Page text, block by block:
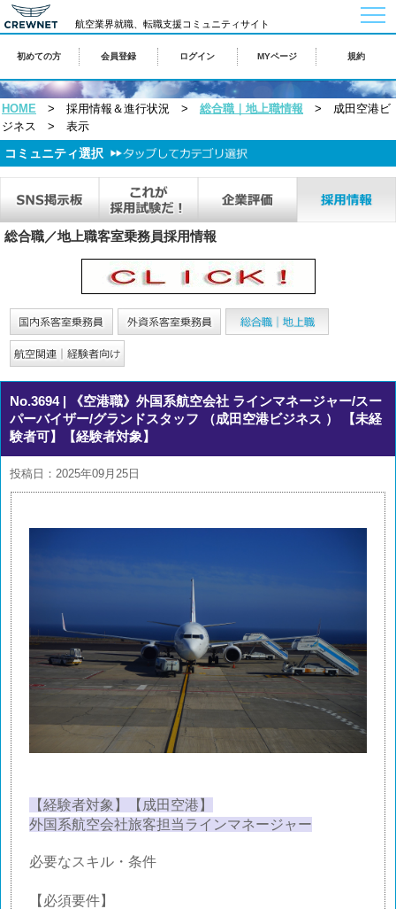
航空業界就職、転職支援コミュニティサイト
初めての方 会員登録 ログイン MYページ 規約
HOME > 採用情報＆進行状況 > 総合職｜地上職情報 > 成田空港ビ
ジネス > 表示
コミュニティ選択
総合職／地上職客室乗務員採用情報
No.3694| 《空港職》外国系航空会社 ラインマネージャー/スー
パーバイザー/グランドスタッフ （成田空港ビジネス ） 【未経
験者可】【経験者対象】
投稿日：2025年09月25日
【経験者対象】【成田空港】
外国系航空会社旅客担当ラインマネージャー
必要なスキル・条件
【必須要件】